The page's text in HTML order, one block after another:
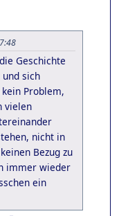
Geschichte
sich
Problem,
vielen
nicht in
Bezug zu
immer wieder
ein